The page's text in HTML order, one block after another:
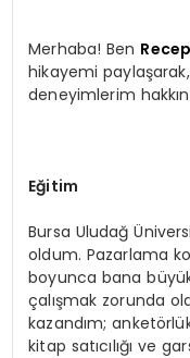
SPOR
YAŞAM
Merhaba! Ben
hikayemi
deneyimlerim
Eğitim
Bursa Uludağ
oldum. Pazarlama
boyunca bana büyük
çalışmak zorunda
kazandım;
kitap satıcılığı ve